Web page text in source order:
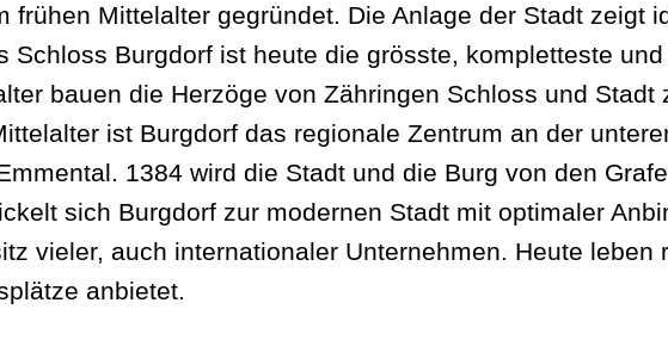
frühen Mittelalter gegründet. Die Anlage der Stadt zeigt
Schloss Burgdorf ist heute die grösste, kompletteste
bauen die Herzöge von Zähringen Schloss und Stadt
ist Burgdorf das regionale Zentrum an der
1384 wird die Stadt und die Burg von den
sich Burgdorf zur modernen Stadt mit optimaler
vieler, auch internationaler Unternehmen. Heute leben
anbietet.